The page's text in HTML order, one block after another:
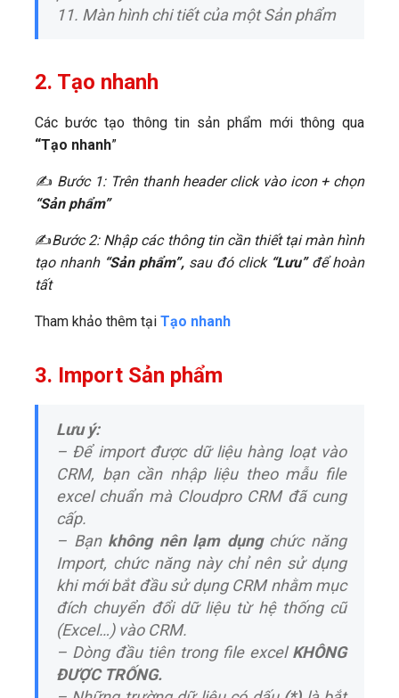
11. Màn hình chi tiết của một Sản phẩm
2. Tạo nhanh
Các bước tạo thông tin sản phẩm mới thông qua
“Tạo nhanh”
✍ Bước 1: Trên thanh header click vào icon +chọn
“Sản phẩm”
​✍Bước 2: Nhập các thông tin cần thiết tại màn hình
tạo nhanh “Sản phẩm”, sau đó click “Lưu”để hoàn
tất
Tham khảo thêm tại Tạo nhanh
3. Import Sản phẩm
Lưu ý:
– Để import được dữ liệu hàng loạt vào
CRM, bạn cần nhập liệu theo mẫu file
excel chuẩn mà Cloudpro CRM đã cung
cấp.
– Bạn không nên lạm dụngchức năng
Import, chức năng này chỉ nên sử dụng
khi mới bắt đầu sử dụng CRM nhằm mục
đích chuyển đổi dữ liệu từ hệ thống cũ
(Excel…) vào CRM.
– Dòng đầu tiên trong file excel KHÔNG
ĐƯỢC TRỐNG.